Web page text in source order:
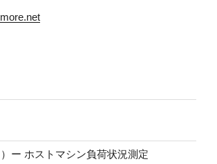
ー ホストマシン負荷状況測定